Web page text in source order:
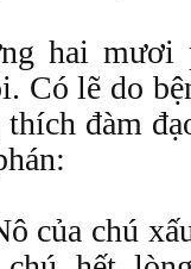
hai mươi
Có lẽ do
đàm
của chú